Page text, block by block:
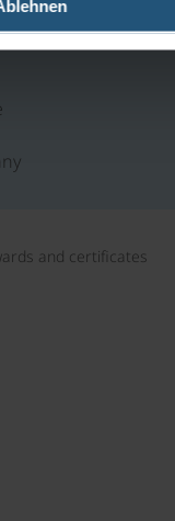
and certificates